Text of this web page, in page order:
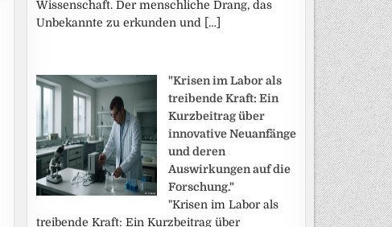
Wissenschaft. Der menschliche Drang, das
Unbekannte zu erkunden und […]
"Krisen im Labor als
treibende Kraft: Ein
Kurzbeitrag über
innovative Neuanfänge
und deren
Auswirkungen auf die
Forschung."
"Krisen im Labor als
treibende Kraft: Ein Kurzbeitrag über